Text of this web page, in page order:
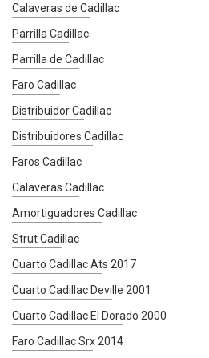
Calaveras de Cadillac
Parrilla Cadillac
Parrilla de Cadillac
Faro Cadillac
Distribuidor Cadillac
Distribuidores Cadillac
Faros Cadillac
Calaveras Cadillac
Amortiguadores Cadillac
Strut Cadillac
Cuarto Cadillac Ats 2017
Cuarto Cadillac Deville 2001
Cuarto Cadillac El Dorado 2000
Faro Cadillac Srx 2014